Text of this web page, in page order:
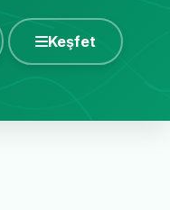
Keşfet